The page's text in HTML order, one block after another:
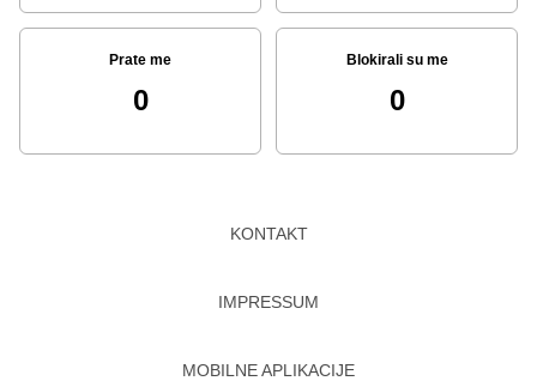
Prate me
0
Blokirali su me
0
KONTAKT
IMPRESSUM
MOBILNE APLIKACIJE